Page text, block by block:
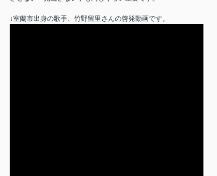
↓室蘭市出身の歌手、竹野留里さんの啓発動画です。